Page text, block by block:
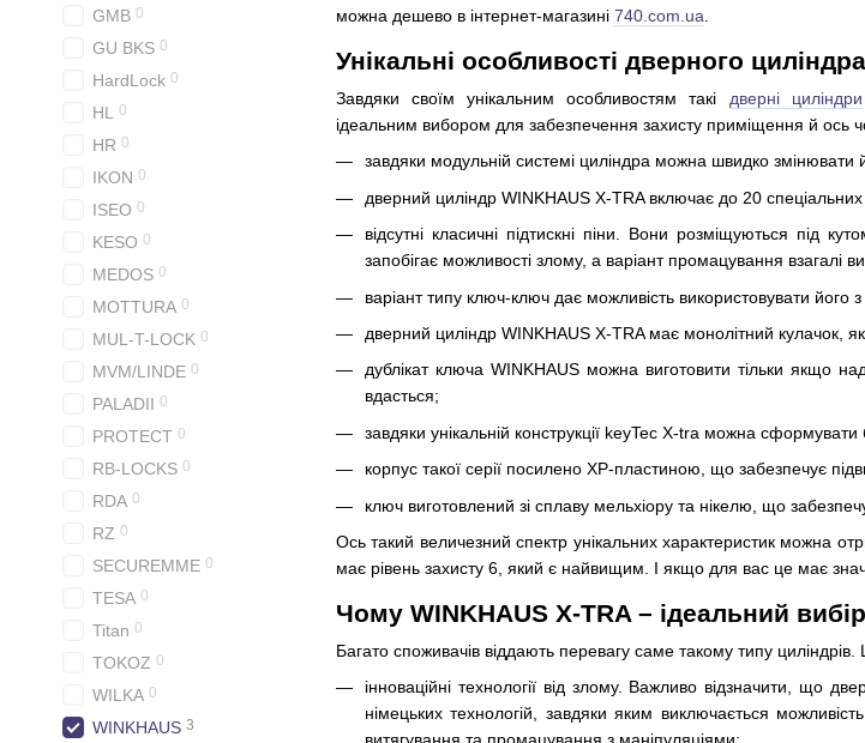
можна дешево в інтернет-магазині 740.com.ua
Унікальні особливості дверного
Завдяки своїм унікальним особливостям такі дверні циліндри
ідеальним вибором для забезпечення захисту приміщення й ось
завдяки модульній системі циліндра можна швидко змінювати
дверний циліндр WINKHAUS X-TRA включає до 20
відсутні класичні підтискні піни. Вони розміщуються під
запобігає можливості злому, а варіант промацування взагалі
варіант типу ключ-ключ дає можливість використовувати його
дверний циліндр WINKHAUS X-TRA має монолітний кулачок,
дублікат ключа WINKHAUS можна виготовити тільки якщо
вдасться;
завдяки унікальній конструкції keyTec X-tra можна
корпус такої серії посилено XP-пластиною, що забезпечує
ключ виготовлений зі сплаву мельхіору та нікелю, що
Ось такий величезний спектр унікальних характеристик можна
має рівень захисту 6, який є найвищим. І якщо для вас це має
Чому WINKHAUS X-TRA – ідеальний
Багато споживачів віддають перевагу саме такому типу
інноваційні технології від злому. Важливо відзначити, що
німецьких технологій, завдяки яким виключається
GMB 0
GU BKS 0
HardLock 0
HL 0
HR 0
IKON 0
ISEO 0
KESO 0
MEDOS 0
MOTTURA 0
MUL-T-LOCK 0
MVM/LINDE 0
PALADII 0
PROTECT 0
RB-LOCKS 0
RDA 0
RZ 0
SECUREMME 0
TESA 0
Titan 0
TOKOZ 0
WILKA 0
WINKHAUS 3